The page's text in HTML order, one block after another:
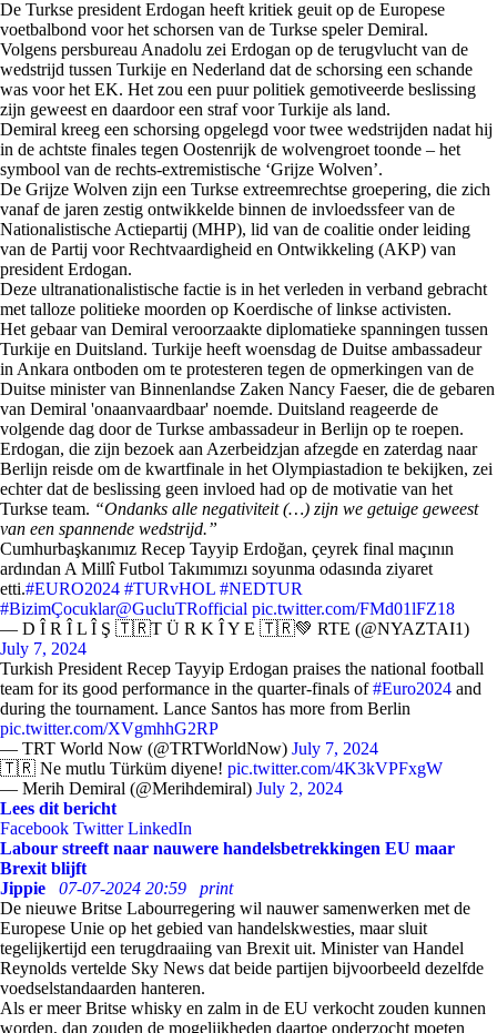
De Turkse president Erdogan heeft kritiek geuit op de Europese
voetbalbond voor het schorsen van de Turkse speler Demiral.
Volgens persbureau Anadolu zei Erdogan op de terugvlucht van de
wedstrijd tussen Turkije en Nederland dat de schorsing een schande
was voor het EK. Het zou een puur politiek gemotiveerde beslissing
zijn geweest en daardoor een straf voor Turkije als land.
Demiral kreeg een schorsing opgelegd voor twee wedstrijden nadat hij
in de achtste finales tegen Oostenrijk de wolvengroet toonde – het
symbool van de rechts-extremistische ‘Grijze Wolven’.
De Grijze Wolven zijn een Turkse extreemrechtse groepering, die zich
vanaf de jaren zestig ontwikkelde binnen de invloedssfeer van de
Nationalistische Actiepartij (MHP), lid van de coalitie onder leiding
van de Partij voor Rechtvaardigheid en Ontwikkeling (AKP) van
president Erdogan.
Deze ultranationalistische factie is in het verleden in verband gebracht
met talloze politieke moorden op Koerdische of linkse activisten.
Het gebaar van Demiral veroorzaakte diplomatieke spanningen tussen
Turkije en Duitsland. Turkije heeft woensdag de Duitse ambassadeur
in Ankara ontboden om te protesteren tegen de opmerkingen van de
Duitse minister van Binnenlandse Zaken Nancy Faeser, die de gebaren
van Demiral 'onaanvaardbaar' noemde. Duitsland reageerde de
volgende dag door de Turkse ambassadeur in Berlijn op te roepen.
Erdogan, die zijn bezoek aan Azerbeidzjan afzegde en zaterdag naar
Berlijn reisde om de kwartfinale in het Olympiastadion te bekijken, zei
echter dat de beslissing geen invloed had op de motivatie van het
Turkse team. “Ondanks alle negativiteit (…) zijn we getuige geweest
van een spannende wedstrijd.”
Cumhurbaşkanımız Recep Tayyip Erdoğan, çeyrek final maçının
ardından A Millî Futbol Takımımızı soyunma odasında ziyaret
etti.#EURO2024 #TURvHOL #NEDTUR
#BizimÇocuklar@GucluTRofficial pic.twitter.com/FMd01lFZ18
— D Î R Î L Î Ş 🇹🇷T Ü R K Î Y E 🇹🇷💚 RTE (@NYAZTAI1)
July 7, 2024
Turkish President Recep Tayyip Erdogan praises the national football
team for its good performance in the quarter-finals of#Euro2024 and
during the tournament. Lance Santos has more from Berlin
pic.twitter.com/XVgmhhG2RP
— TRT World Now (@TRTWorldNow) July 7, 2024
🇹🇷 Ne mutlu Türküm diyene! pic.twitter.com/4K3kVPFxgW
— Merih Demiral (@Merihdemiral) July 2, 2024
Lees dit bericht
Facebook Twitter LinkedIn
Labour streeft naar nauwere handelsbetrekkingen EU maar
Brexit blijft
Jippie
07-07-2024 20:59
print
De nieuwe Britse Labourregering wil nauwer samenwerken met de
Europese Unie op het gebied van handelskwesties, maar sluit
tegelijkertijd een terugdraaiing van Brexit uit. Minister van Handel
Reynolds vertelde Sky News dat beide partijen bijvoorbeeld dezelfde
voedselstandaarden hanteren.
Als er meer Britse whisky en zalm in de EU verkocht zouden kunnen
worden, dan zouden de mogelijkheden daartoe onderzocht moeten